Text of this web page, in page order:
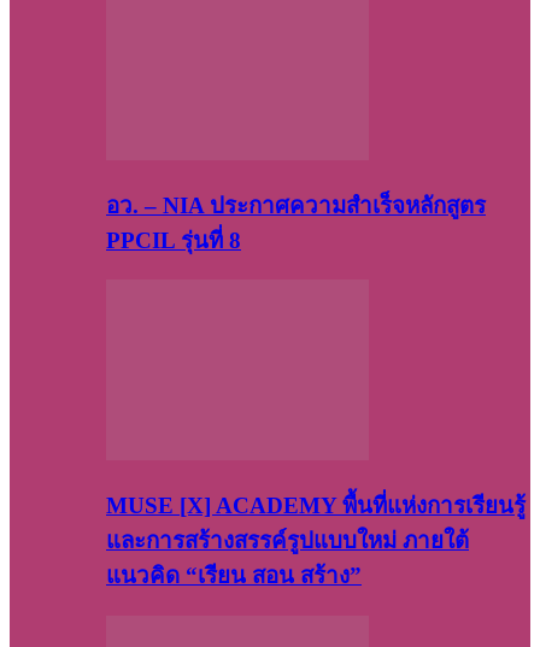
อว. – NIA ประกาศความสำเร็จหลักสูตร
PPCIL รุ่นที่ 8
MUSE [X] ACADEMY พื้นที่แห่งการเรียนรู้
และการสร้างสรรค์รูปแบบใหม่ ภายใต้
แนวคิด “เรียน สอน สร้าง”